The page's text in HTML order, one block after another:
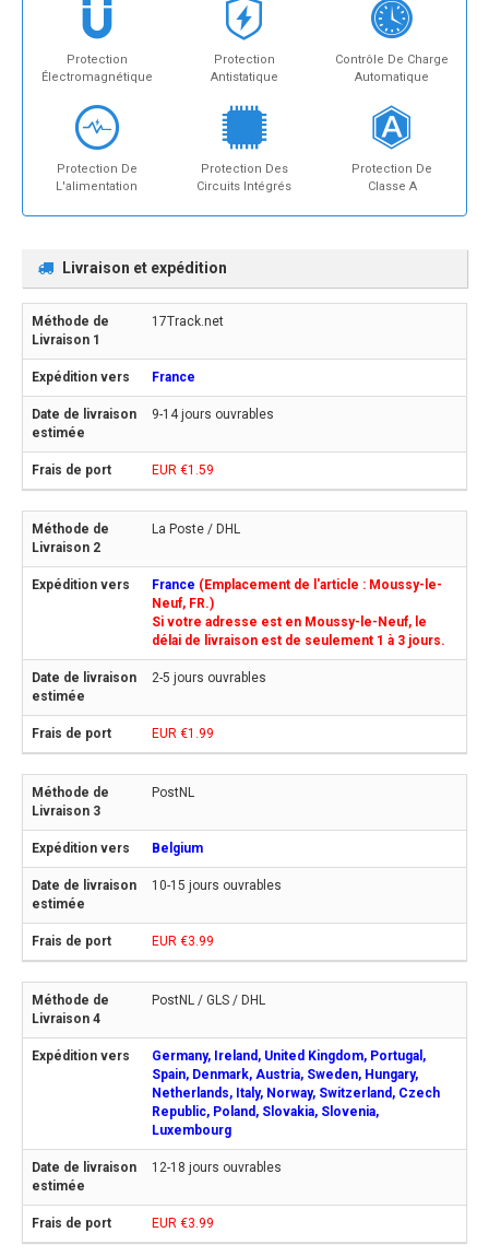
Protection
Électromagnétique
Protection
Antistatique
Contrôle De Charge
Automatique
Protection De
L'alimentation
Protection Des
Circuits Intégrés
Protection De
Classe A
Livraison et expédition
17Track.net
France
9-14 jours ouvrables
EUR €1.59
La Poste / DHL
France (Emplacement de l'article : Moussy-le-
Neuf, FR.)
Si votre adresse est en Moussy-le-Neuf, le
délai de livraison est de seulement 1 à 3 jours.
2-5 jours ouvrables
EUR €1.99
PostNL
Belgium
10-15 jours ouvrables
EUR €3.99
PostNL / GLS / DHL
Germany, Ireland, United Kingdom, Portugal,
Spain, Denmark, Austria, Sweden, Hungary,
Netherlands, Italy, Norway, Switzerland, Czech
Republic, Poland, Slovakia, Slovenia,
Luxembourg
12-18 jours ouvrables
EUR €3.99